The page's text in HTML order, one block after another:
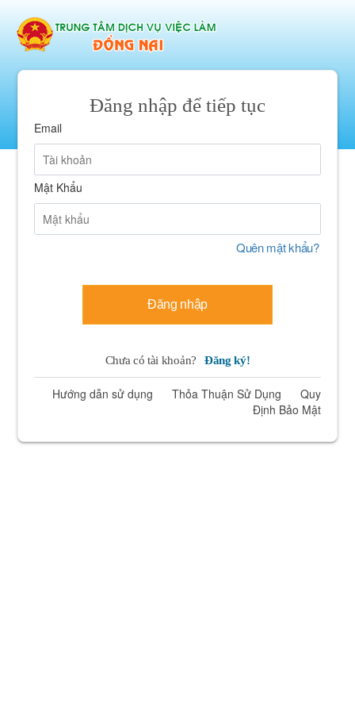
Đăng nhập để tiếp tục
Email
Mật Khẩu
Quên mật khẩu?
Đăng nhập
Chưa có tài khoản? Đăng ký!
Hướng dẫn sử dụng Thỏa Thuận Sử Dụng
Quy
Định Bảo Mật